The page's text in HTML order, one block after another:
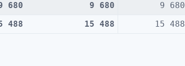
680 9 680 9 680
488 15 488 15 488